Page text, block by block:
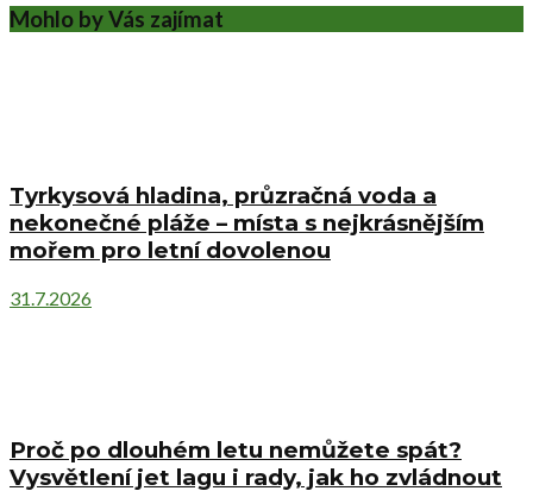
Mohlo by Vás zajímat
Tyrkysová hladina, průzračná voda a
nekonečné pláže – místa s nejkrásnějším
mořem pro letní dovolenou
31.7.2026
Proč po dlouhém letu nemůžete spát?
Vysvětlení jet lagu i rady, jak ho zvládnout